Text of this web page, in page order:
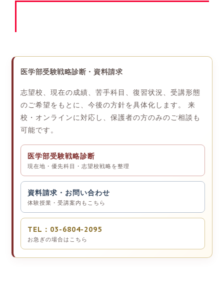
医学部受験戦略診断・資料請求
志望校、現在の成績、苦手科目、復習状況、受講形態
のご希望をもとに、今後の方針を具体化します。 来
校・オンラインに対応し、保護者の方のみのご相談も
可能です。
医学部受験戦略診断
現在地・優先科目・志望校戦略を整理
資料請求・お問い合わせ
体験授業・受講案内もこちら
TEL：03-6804-2095
お急ぎの場合はこちら